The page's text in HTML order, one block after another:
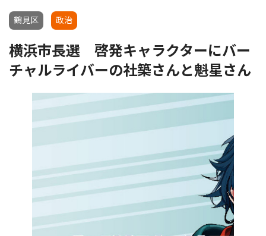
鶴見区 政治
横浜市長選 啓発キャラクターにバー
チャルライバーの社築さんと魁星さん